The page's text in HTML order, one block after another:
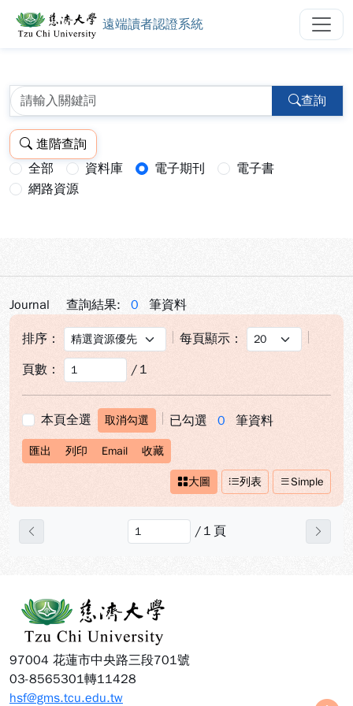
慈濟大學圖書館遠端讀者認證系統
遠端讀者認證系統
查詢
進階查詢
查詢模式：
全部 資料庫 電子期刊
電子書
網路資源
Journal 查詢結果: 0 筆資料
排序：
每頁顯示：
頁數：
/ 1
本頁全選 取消勾選 已勾選 0 筆資料
匯出 列印 Email 收藏
大圖 列表 Simple
/ 1 頁
97004 花蓮市中央路三段701號
03-8565301轉11428
hsf@gms.tcu.edu.tw